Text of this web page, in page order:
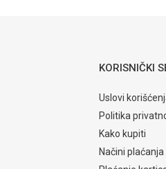
KORISNIČKI
Uslovi
Politika
Kako kupiti
Načini plaćanja